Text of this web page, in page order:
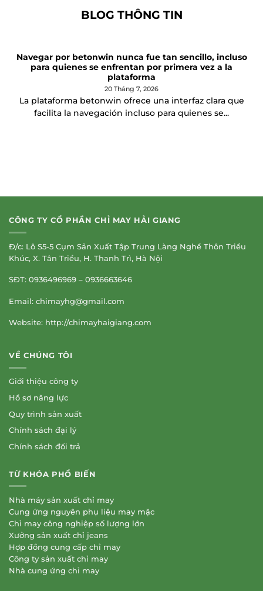
BLOG THÔNG TIN
Navegar por betonwin nunca fue tan sencillo, incluso
para quienes se enfrentan por primera vez a la
plataforma
20 Tháng 7, 2026
La plataforma betonwin ofrece una interfaz clara que
facilita la navegación incluso para quienes se...
CÔNG TY CỔ PHẦN CHỈ MAY HẢI GIANG
Đ/c: Lô S5-5 Cụm Sản Xuất Tập Trung Làng Nghề Thôn Triều
Khúc, X. Tân Triều, H. Thanh Trì, Hà Nội
SĐT: 0936496969 – 0936663646
Email: chimayhg@gmail.com
Website: http://chimayhaigiang.com
VỀ CHÚNG TÔI
Giới thiệu công ty
Hồ sơ năng lực
Quy trình sản xuất
Chính sách đại lý
Chính sách đổi trả
TỪ KHÓA PHỔ BIẾN
Nhà máy sản xuất chỉ may
Cung ứng nguyên phụ liệu may mặc
Chỉ may công nghiệp số lượng lớn
Xưởng sản xuất chỉ jeans
Hợp đồng cung cấp chỉ may
Công ty sản xuất chỉ may
Nhà cung ứng chỉ may